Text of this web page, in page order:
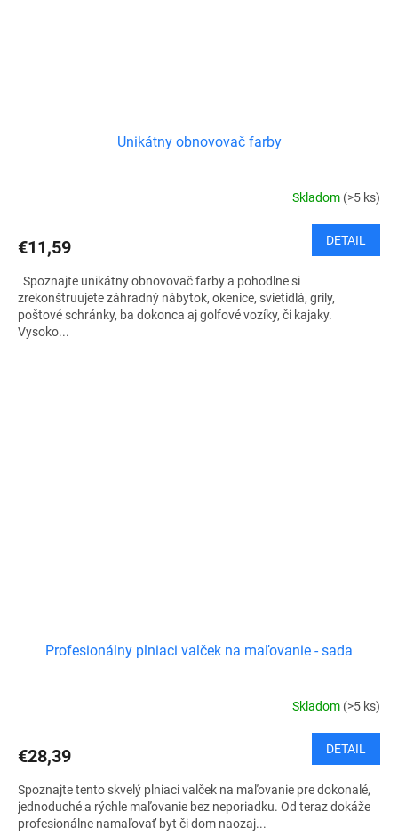
Unikátny obnovovač farby
Skladom (>5 ks)
€11,59 DETAIL
Spoznajte unikátny obnovovač farby a pohodlne si
zrekonštruujete záhradný nábytok, okenice, svietidlá, grily,
poštové schránky, ba dokonca aj golfové vozíky, či kajaky.
Vysoko...
Profesionálny plniaci valček na maľovanie - sada
Skladom (>5 ks)
€28,39 DETAIL
Spoznajte tento skvelý plniaci valček na maľovanie pre dokonalé,
jednoduché a rýchle maľovanie bez neporiadku. Od teraz dokáže
profesionálne namaľovať byt či dom naozaj...